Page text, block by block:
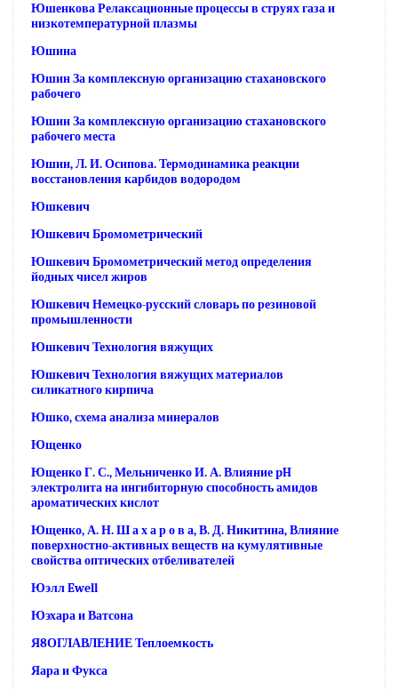
Юшенкова Релаксационные процессы в струях газа и
низкотемпературной плазмы
Юшина
Юшин За комплексную организацию стахановского
рабочего
Юшин За комплексную организацию стахановского
рабочего места
Юшин, Л. И. Осипова. Термодинамика реакции
восстановления карбидов водородом
Юшкевич
Юшкевич Бромометрический
Юшкевич Бромометрический метод определения
йодных чисел жиров
Юшкевич Немецко-русский словарь по резиновой
промышленности
Юшкевич Технология вяжущих
Юшкевич Технология вяжущих материалов
силикатного кирпича
Юшко, схема анализа минералов
Ющенко
Ющенко Г. С., Мельниченко И. А. Влияние pH
электролита на ингибиторную способность амидов
ароматических кислот
Ющенко, А. Н. Ш а х а р о в а, В. Д. Никитина, Влияние
поверхностно-активных веществ на кумулятивные
свойства оптических отбеливателей
Юэлл Ewell
Юэхара и Ватсона
Я8ОГЛАВЛЕНИЕ Теплоемкость
Яара и Фукса